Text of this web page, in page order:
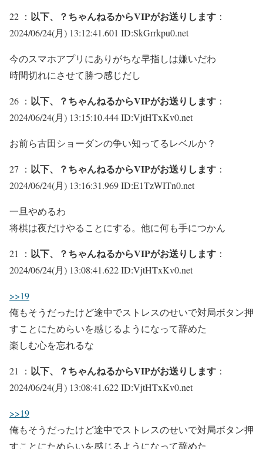
22 ： 以下、？ちゃんねるからVIPがお送りします ：
2024/06/24(月) 13:12:41.601 ID:SkGrrkpu0.net
今のスマホアプリにありがちな早指しは嫌いだわ
時間切れにさせて勝つ感じだし
26 ： 以下、？ちゃんねるからVIPがお送りします ：
2024/06/24(月) 13:15:10.444 ID:VjtHTxKv0.net
お前ら古田ショーダンの争い知ってるレベルか？
27 ： 以下、？ちゃんねるからVIPがお送りします ：
2024/06/24(月) 13:16:31.969 ID:E1TzWITn0.net
一旦やめるわ
将棋は夜だけやることにする。他に何も手につかん
21 ： 以下、？ちゃんねるからVIPがお送りします ：
2024/06/24(月) 13:08:41.622 ID:VjtHTxKv0.net
>>19
俺もそうだったけど途中でストレスのせいで対局ボタン押
すことにためらいを感じるようになって辞めた
楽しむ心を忘れるな
21 ： 以下、？ちゃんねるからVIPがお送りします ：
2024/06/24(月) 13:08:41.622 ID:VjtHTxKv0.net
>>19
俺もそうだったけど途中でストレスのせいで対局ボタン押
すことにためらいを感じるようになって辞めた